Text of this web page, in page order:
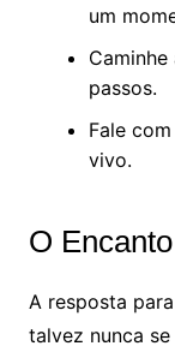
um
passos.
Fale
vivo.
O
A resposta para
talvez nunca